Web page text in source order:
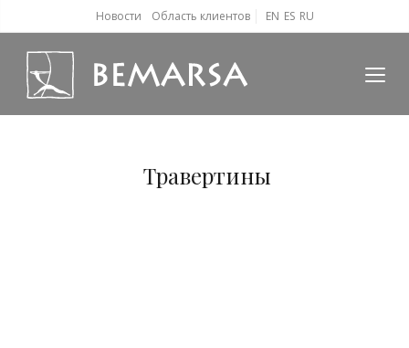
Новости Область клиентов EN ES RU
Травертины